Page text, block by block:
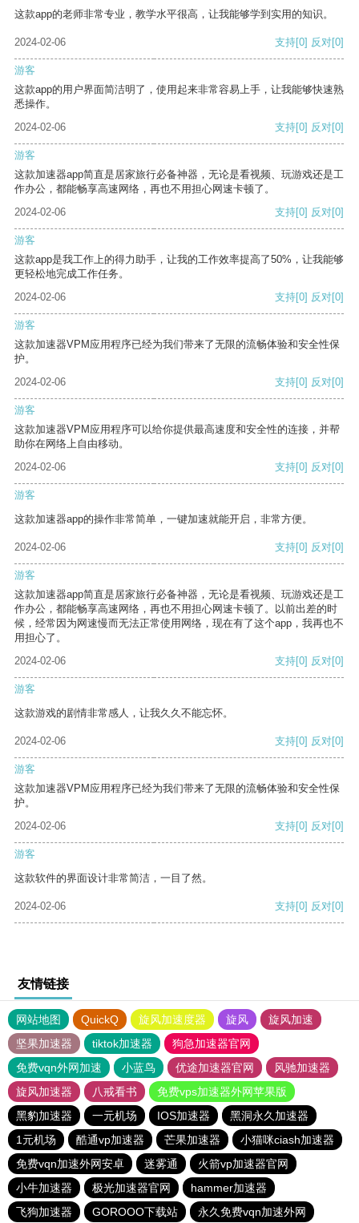
这款app的老师非常专业，教学水平很高，让我能够学到实用的知识。
2024-02-06 支持[0] 反对[0]
游客
这款app的用户界面简洁明了，使用起来非常容易上手，让我能够快速熟
悉操作。
2024-02-06
支持[0] 反对[0]
游客
这款加速器app简直是居家旅行必备神器，无论是看视频、玩游戏还是工
作办公，都能畅享高速网络，再也不用担心网速卡顿了。
2024-02-06
支持[0] 反对[0]
游客
这款app是我工作上的得力助手，让我的工作效率提高了50%，让我能够
更轻松地完成工作任务。
2024-02-06
支持[0] 反对[0]
游客
这款加速器VPM应用程序已经为我们带来了无限的流畅体验和安全性保
护。
2024-02-06
支持[0] 反对[0]
游客
这款加速器VPM应用程序可以给你提供最高速度和安全性的连接，并帮
助你在网络上自由移动。
2024-02-06
支持[0] 反对[0]
游客
这款加速器app的操作非常简单，一键加速就能开启，非常方便。
2024-02-06 支持[0] 反对[0]
游客
这款加速器app简直是居家旅行必备神器，无论是看视频、玩游戏还是工
作办公，都能畅享高速网络，再也不用担心网速卡顿了。以前出差的时
候，经常因为网速慢而无法正常使用网络，现在有了这个app，我再也不
用担心了。
2024-02-06
支持[0] 反对[0]
游客
这款游戏的剧情非常感人，让我久久不能忘怀。
2024-02-06 支持[0] 反对[0]
游客
这款加速器VPM应用程序已经为我们带来了无限的流畅体验和安全性保
护。
2024-02-06
支持[0] 反对[0]
游客
这款软件的界面设计非常简洁，一目了然。
2024-02-06 支持[0] 反对[0]
友情链接
网站地图 QuickQ 旋风加速度器 旋风
旋风加速
坚果加速器
tiktok加速器
狗急加速器官网
免费vqn外网加速
小蓝鸟 优途加速器官网
风驰加速器
旋风加速器
八戒看书
免费vps加速器外网苹果版
黑豹加速器
一元机场 IOS加速器
黑洞永久加速器
1元机场
酷通vp加速器 芒果加速器
小猫咪ciash加速器
免费vqn加速外网安卓
迷雾通
火箭vp加速器官网
小牛加速器
极光加速器官网
hammer加速器
飞狗加速器
GOROOO下载站 永久免费vqn加速外网